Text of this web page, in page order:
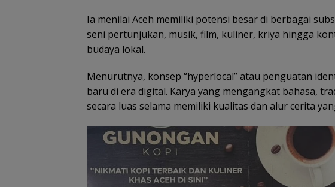
Ia menilai Aceh memiliki potensi besar di berbagai
seni pertunjukan, musik, film, kuliner, kriya hingga
budaya lokal.
Menurutnya, konsep “hyperlocal” atau penguatan
baru di era digital. Karya yang mengangkat bahasa,
secara luas selama memiliki kualitas dan alur cerita